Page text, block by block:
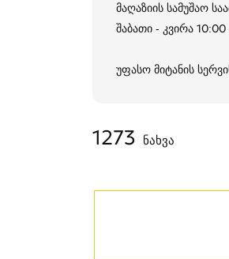
მაღაზიის სამუშაო
შაბათი - კვირა
უფასო მიტანის
1273 ნახვა